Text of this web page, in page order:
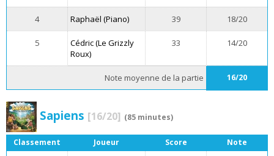
4 Raphaël (Piano) 39 18/20
5
Cédric (Le Grizzly
Roux)
33 14/20
Note moyenne de la partie 16/20
Sapiens [16/20] (85 minutes)
Classement Joueur Score Note